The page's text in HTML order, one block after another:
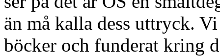
än må kalla dess uttryck.
böcker och funderat kring